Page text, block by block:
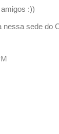
:))
sede do